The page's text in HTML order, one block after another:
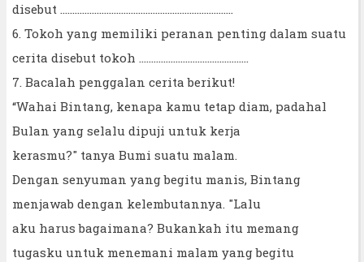
disebut .......................................................................
6. Tokoh yang memiliki peranan penting dalam suatu
cerita disebut tokoh .............................................
7. Bacalah penggalan cerita berikut!
“Wahai Bintang, kenapa kamu tetap diam, padahal
Bulan yang selalu dipuji untuk kerja
kerasmu?" tanya Bumi suatu malam.
Dengan senyuman yang begitu manis, Bintang
menjawab dengan kelembutannya. "Lalu
aku harus bagaimana? Bukankah itu memang
tugasku untuk menemani malam yang begitu